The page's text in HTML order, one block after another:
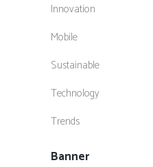
Innovation
Mobile
Sustainable
Technology
Trends
Banner